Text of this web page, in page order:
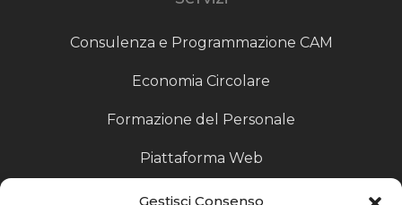
Gestisci Consenso
Consulenza e Programmazione CAM
Economia Circolare
Formazione del Personale
Piattaforma Web
Scouting fornitori